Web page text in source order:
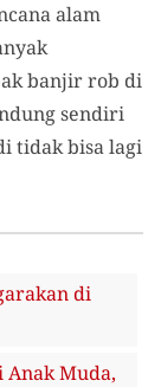
alam
banjir rob di
sendiri
tidak bisa lagi
di
Anak Muda,